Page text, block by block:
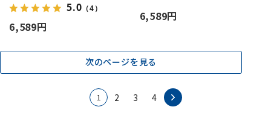
5.0 （4）
6,589円
6,589円
次のページを見る
1 2 3 4